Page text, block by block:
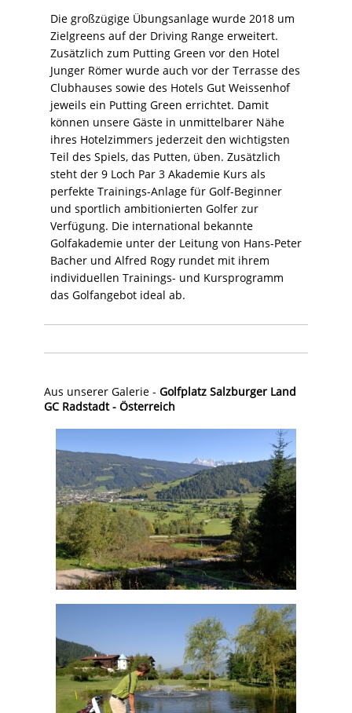
Die großzügige Übungsanlage wurde 2018 um
Zielgreens auf der Driving Range erweitert.
Zusätzlich zum Putting Green vor den Hotel
Junger Römer wurde auch vor der Terrasse des
Clubhauses sowie des Hotels Gut Weissenhof
jeweils ein Putting Green errichtet. Damit
können unsere Gäste in unmittelbarer Nähe
ihres Hotelzimmers jederzeit den wichtigsten
Teil des Spiels, das Putten, üben. Zusätzlich
steht der 9 Loch Par 3 Akademie Kurs als
perfekte Trainings-Anlage für Golf-Beginner
und sportlich ambitionierten Golfer zur
Verfügung. Die international bekannte
Golfakademie unter der Leitung von Hans-Peter
Bacher und Alfred Rogy rundet mit ihrem
individuellen Trainings- und Kursprogramm
das Golfangebot ideal ab.
Aus unserer Galerie - Golfplatz Salzburger Land
GC Radstadt - Österreich